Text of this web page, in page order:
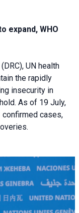
expand, WHO
UN health
the rapidly
insecurity in
As of 19 July,
confirmed cases,